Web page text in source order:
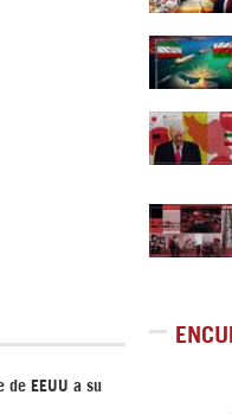
de EEUU a su